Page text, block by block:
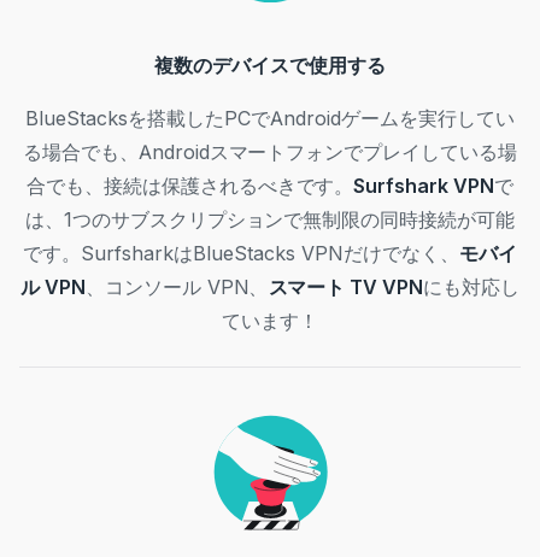
複数のデバイスで使用する
BlueStacksを搭載したPCでAndroidゲームを実行してい
る場合でも、Androidスマートフォンでプレイしている場
合でも、接続は保護されるべきです。Surfshark VPNで
は、1つのサブスクリプションで無制限の同時接続が可能
です。SurfsharkはBlueStacks VPNだけでなく、 モバイ
ル VPN、コンソール VPN、 スマート TV VPNにも対応し
ています！